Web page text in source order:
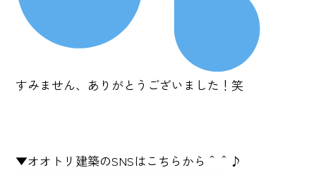
すみません、ありがとうございました！笑
▼オオトリ建築のSNSはこちらから＾＾♪